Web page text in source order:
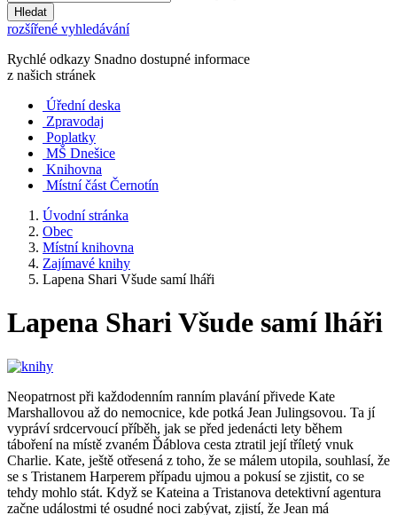
Hledat
rozšířené vyhledávání
Rychlé odkazy Snadno dostupné informace
z našich stránek
Úřední deska
Zpravodaj
Poplatky
MŠ Dnešice
Knihovna
Místní část Černotín
Úvodní stránka
Obec
Místní knihovna
Zajímavé knihy
Lapena Shari Všude samí lháři
Lapena Shari Všude samí lháři
Neopatrnost při každodenním ranním plavání přivede Kate
Marshallovou až do nemocnice, kde potká Jean Julingsovou. Ta jí
vypráví srdcervoucí příběh, jak se před jedenácti lety během
táboření na místě zvaném Ďáblova cesta ztratil její tříletý vnuk
Charlie. Kate, ještě otřesená z toho, že se málem utopila, souhlasí, že
se s Tristanem Harperem případu ujmou a pokusí se zjistit, co se
tehdy mohlo stát. Když se Kateina a Tristanova detektivní agentura
začne událostmi té osudné noci zabývat, zjistí, že Jean má